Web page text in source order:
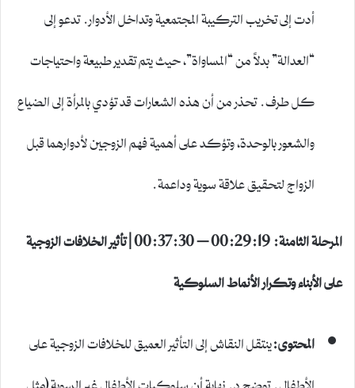
أدت إلى تخريب التركيبة المجتمعية وتداخل الأدوار. تدعو إلى
“العدالة” بدلاً من “المساواة”، حيث يتم تقدير طبيعة واحتياجات
كل طرف. تحذر من أن هذه الشعارات قد تؤدي بالمرأة إلى الضياع
والشعور بالوحدة، وتؤكد على أهمية فهم الزوجين لأدوارهما قبل
الزواج لتحقيق علاقة سوية وداعمة.
المرحلة الثامنة: 00:29:19 – 00:37:30 | تأثير الخلافات الزوجية
على الأبناء وتكرار الأنماط السلوكية
المحتوى:ينتقل النقاش إلى التأثير العميق للخلافات الزوجية على